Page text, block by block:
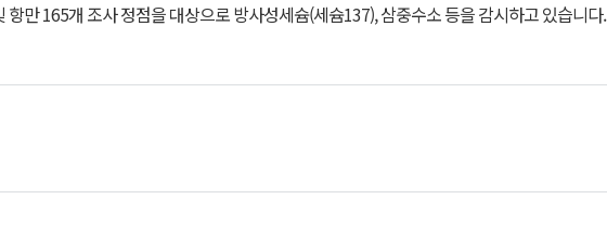
만 165개 조사 정점을 대상으로 방사성세슘(세슘137), 삼중수소 등을 감시하고 있습니다.